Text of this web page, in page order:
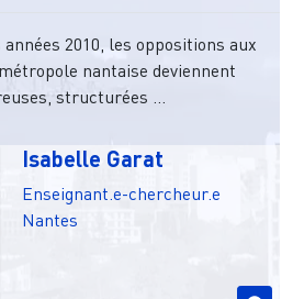
2010, les oppositions aux
nantaise deviennent
structurées ...
Isabelle Garat
Enseignant.e-chercheur.e
Nantes